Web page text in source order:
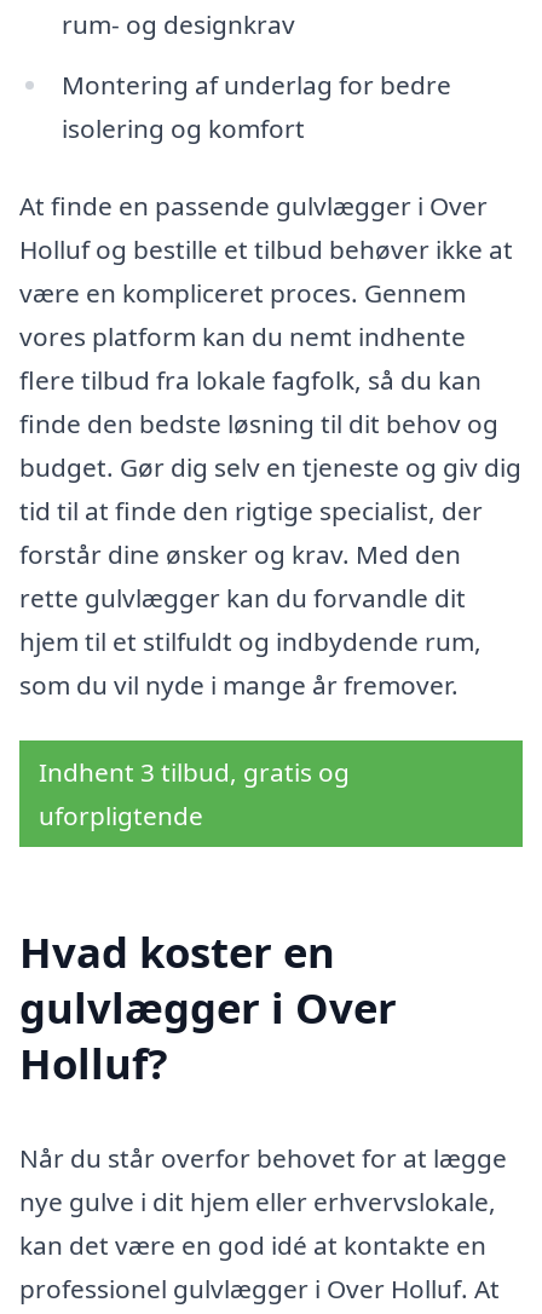
rum- og designkrav
Montering af underlag for bedre
isolering og komfort
At finde en passende gulvlægger i Over
Holluf og bestille et tilbud behøver ikke at
være en kompliceret proces. Gennem
vores platform kan du nemt indhente
flere tilbud fra lokale fagfolk, så du kan
finde den bedste løsning til dit behov og
budget. Gør dig selv en tjeneste og giv dig
tid til at finde den rigtige specialist, der
forstår dine ønsker og krav. Med den
rette gulvlægger kan du forvandle dit
hjem til et stilfuldt og indbydende rum,
som du vil nyde i mange år fremover.
Indhent 3 tilbud, gratis og
uforpligtende
Hvad koster en
gulvlægger i Over
Holluf?
Når du står overfor behovet for at lægge
nye gulve i dit hjem eller erhvervslokale,
kan det være en god idé at kontakte en
professionel gulvlægger i Over Holluf. At